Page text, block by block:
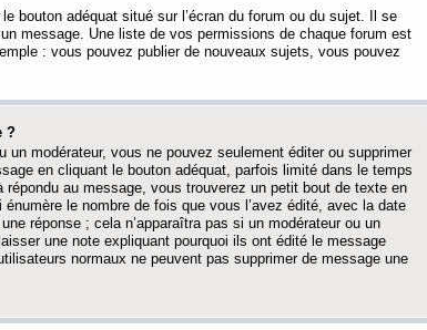
bouton adéquat situé sur l’écran du forum ou du sujet. Il se
message. Une liste de vos permissions de chaque forum est
: vous pouvez publier de nouveaux sujets, vous pouvez
?
modérateur, vous ne pouvez seulement éditer ou supprimer
en cliquant le bouton adéquat, parfois limité dans le temps
au message, vous trouverez un petit bout de texte en
le nombre de fois que vous l’avez édité, avec la date
réponse ; cela n’apparaîtra pas si un modérateur ou un
une note expliquant pourquoi ils ont édité le message
normaux ne peuvent pas supprimer de message une